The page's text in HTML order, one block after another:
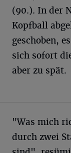
(90.). In der
Kopfball
geschoben,
sich sofort
aber zu spät.
"Was mich
durch zwei